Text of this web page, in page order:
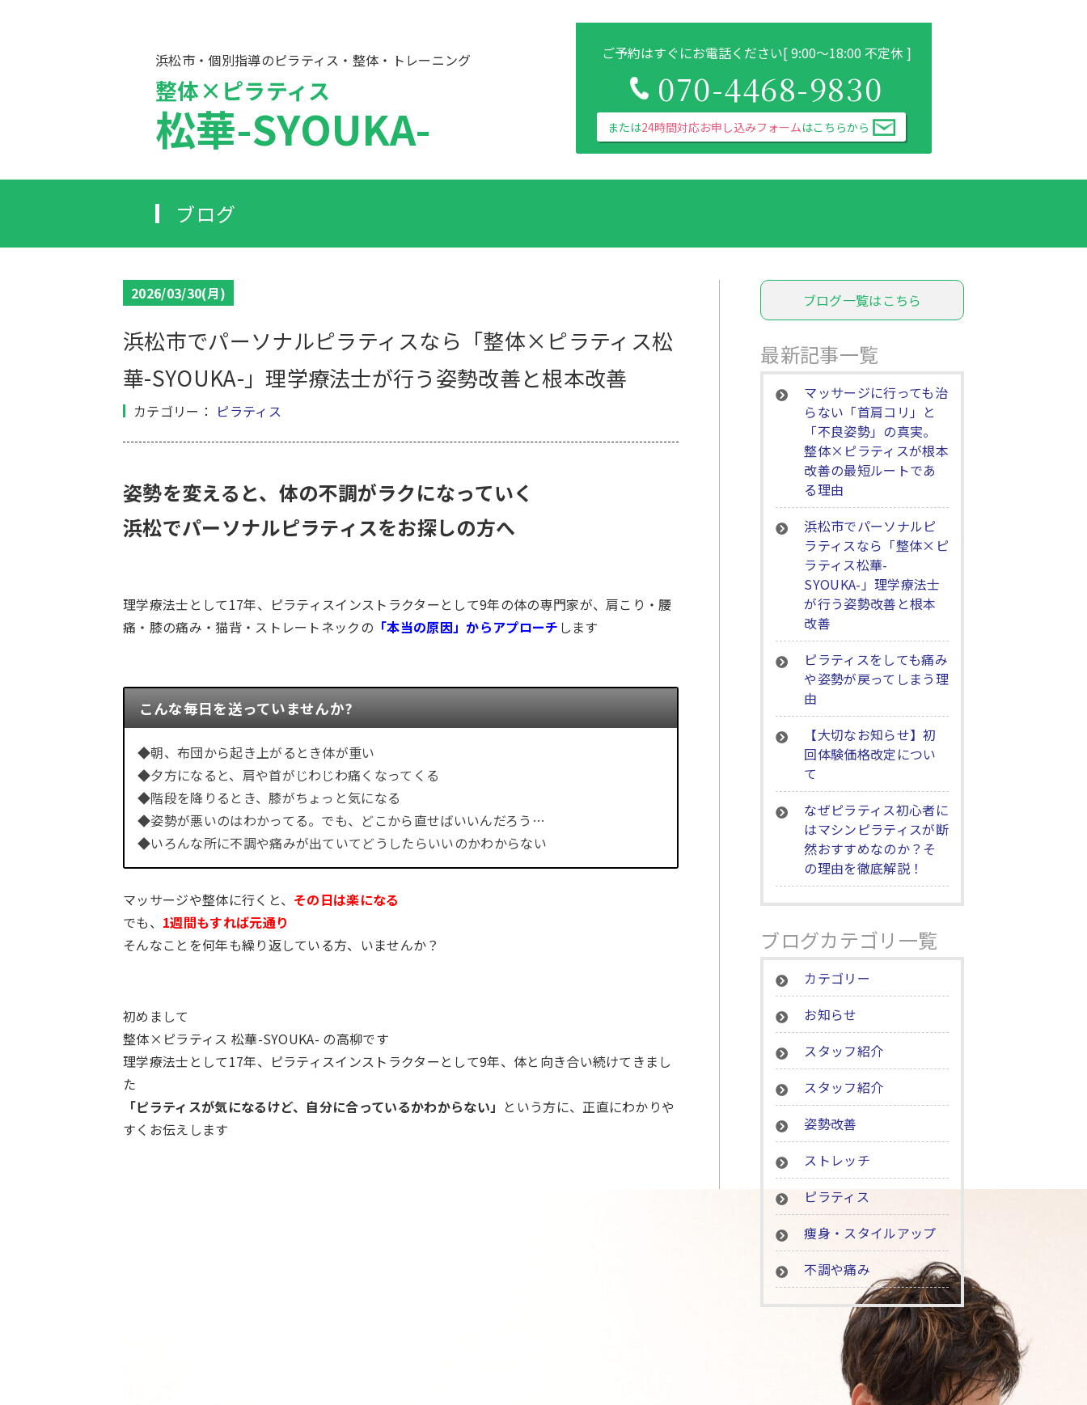
浜松市・個別指導のピラティス・整体・トレーニング
整体×ピラティス
松華-SYOUKA-
ご予約はすぐにお電話ください[ 9:00～18:00 不定休 ]
070-4468-9830
または24時間対応お申し込みフォームはこちらから
ブログ
2026/03/30(月)
浜松市でパーソナルピラティスなら「整体×ピラティス松
華-SYOUKA-」理学療法士が行う姿勢改善と根本改善
カテゴリー： ピラティス
姿勢を変えると、体の不調がラクになっていく
浜松でパーソナルピラティスをお探しの方へ
理学療法士として17年、ピラティスインストラクターとして9年の体の専門家が、肩こり・腰
痛・膝の痛み・猫背・ストレートネックの 「本当の原因」からアプローチ します
こんな毎日を送っていませんか?
◆朝、布団から起き上がるとき体が重い
◆夕方になると、肩や首がじわじわ痛くなってくる
◆階段を降りるとき、膝がちょっと気になる
◆姿勢が悪いのはわかってる。でも、どこから直せばいいんだろう…
◆いろんな所に不調や痛みが出ていてどうしたらいいのかわからない
マッサージや整体に行くと、 その日は楽になる
でも、 1週間もすれば元通り
そんなことを何年も繰り返している方、いませんか？
初めまして
整体×ピラティス 松華-SYOUKA- の高柳です
理学療法士として17年、ピラティスインストラクターとして9年、体と向き合い続けてきまし
た
「ピラティスが気になるけど、自分に合っているかわからない」 という方に、正直にわかりや
すくお伝えします
ブログ一覧はこちら
最新記事一覧
マッサージに行っても治
らない「首肩コリ」と
「不良姿勢」の真実。
整体×ピラティスが根本
改善の最短ルートであ
る理由
浜松市でパーソナルピ
ラティスなら「整体×ピ
ラティス松華-
SYOUKA-」理学療法士
が行う姿勢改善と根本
改善
ピラティスをしても痛み
や姿勢が戻ってしまう理
由
【大切なお知らせ】初
回体験価格改定につい
て
なぜピラティス初心者に
はマシンピラティスが断
然おすすめなのか？そ
の理由を徹底解説！
ブログカテゴリ一覧
カテゴリー
お知らせ
スタッフ紹介
スタッフ紹介
姿勢改善
ストレッチ
ピラティス
痩身・スタイルアップ
不調や痛み